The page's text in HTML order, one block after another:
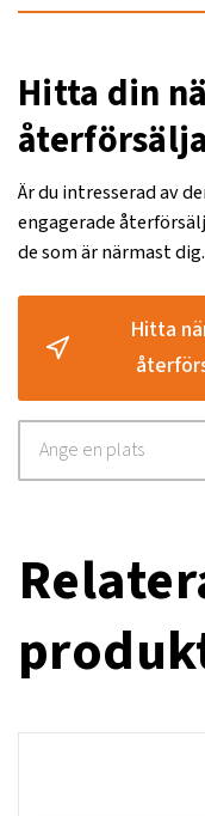
Hitta din
Är du intresserad av
engagerade
de som är närmast dig.
Hitta